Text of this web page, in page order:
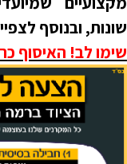
שונות, ובנוסף
שימו לב! האיסוף כרגע ניתן